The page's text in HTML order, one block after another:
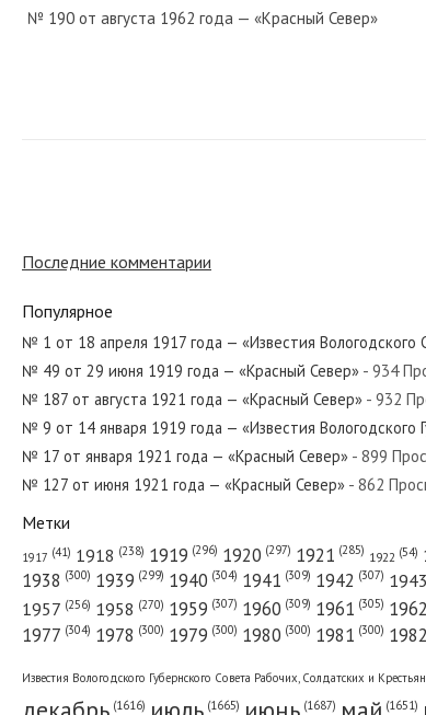
№ 190 от августа 1962 года — «Красный Север»
№ 25 от января 1968 года — «Красный Север»
№ 22 от января 1939 года — «Красный Север»
№ 40 от февраля 1970 года — «Красный Север»
Последние комментарии
Популярное
№ 1 от 18 апреля 1917 года — «Известия Вологодского
№ 49 от 29 июня 1919 года — «Красный Север» - 934
№ 187 от августа 1921 года — «Красный Север» - 932
№ 9 от 14 января 1919 года — «Известия Вологодского
№ 17 от января 1921 года — «Красный Север» - 899
№ 127 от июня 1921 года — «Красный Север» - 862
Метки
1917 (41) 1918 (238) 1919 (296) 1920 (297) 1921 (285) 1922 (54)
1938 (300) 1939 (299) 1940 (304) 1941 (309) 1942 (307) 1943
1957 (256) 1958 (270) 1959 (307) 1960 (309) 1961 (305) 1962
1977 (304) 1978 (300) 1979 (300) 1980 (300) 1981 (300) 1982
Известия Вологодского Губернского Совета Рабочих, Солдатских и
(1616) (1665) (1687) (1651)